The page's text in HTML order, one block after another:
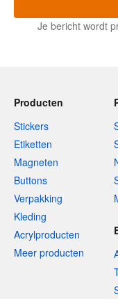
Je bericht wordt
Producten
Stickers
Etiketten
Magneten
Buttons
Verpakking
Kleding
Acrylproducten
Meer producten